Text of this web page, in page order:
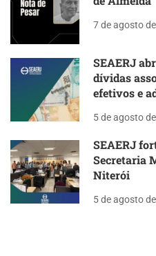
7 de agosto
SEAERJ
dívidas
efetivos e
5 de agosto
SEAERJ
Secretaria
Niterói
5 de agosto